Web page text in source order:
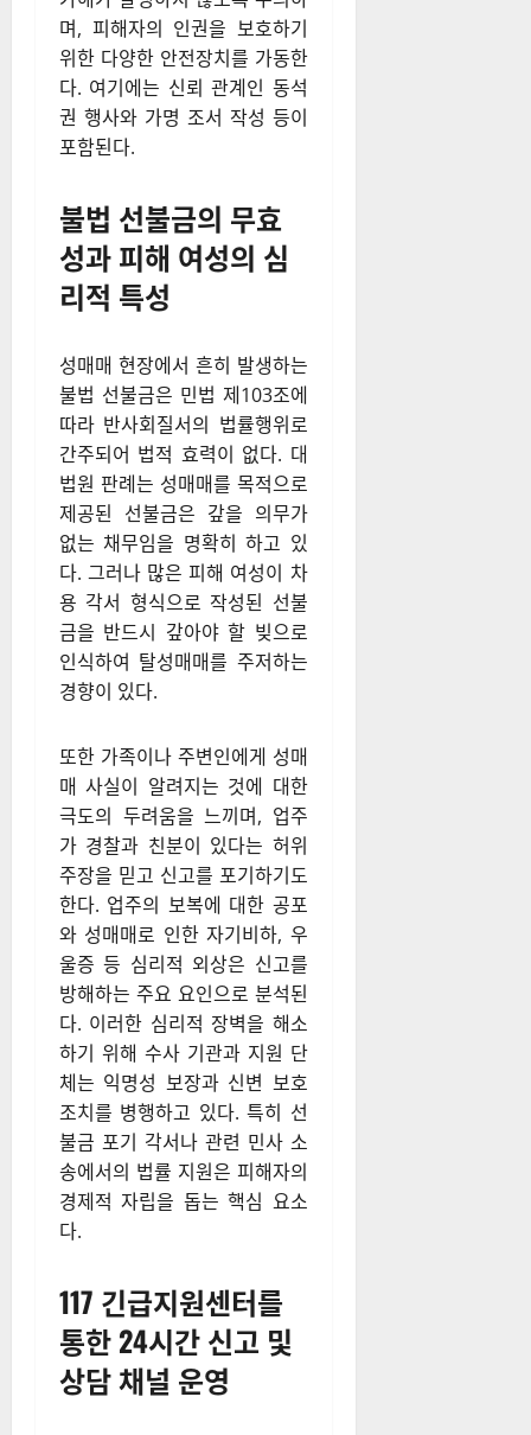
며, 피해자의 인권을 보호하기
위한 다양한 안전장치를 가동한
다. 여기에는 신뢰 관계인 동석
권 행사와 가명 조서 작성 등이
포함된다.
불법 선불금의 무효
성과 피해 여성의 심
리적 특성
성매매 현장에서 흔히 발생하는
불법 선불금은 민법 제103조에
따라 반사회질서의 법률행위로
간주되어 법적 효력이 없다. 대
법원 판례는 성매매를 목적으로
제공된 선불금은 갚을 의무가
없는 채무임을 명확히 하고 있
다. 그러나 많은 피해 여성이 차
용 각서 형식으로 작성된 선불
금을 반드시 갚아야 할 빚으로
인식하여 탈성매매를 주저하는
경향이 있다.
또한 가족이나 주변인에게 성매
매 사실이 알려지는 것에 대한
극도의 두려움을 느끼며, 업주
가 경찰과 친분이 있다는 허위
주장을 믿고 신고를 포기하기도
한다. 업주의 보복에 대한 공포
와 성매매로 인한 자기비하, 우
울증 등 심리적 외상은 신고를
방해하는 주요 요인으로 분석된
다. 이러한 심리적 장벽을 해소
하기 위해 수사 기관과 지원 단
체는 익명성 보장과 신변 보호
조치를 병행하고 있다. 특히 선
불금 포기 각서나 관련 민사 소
송에서의 법률 지원은 피해자의
경제적 자립을 돕는 핵심 요소
다.
117 긴급지원센터를
통한 24시간 신고 및
상담 채널 운영